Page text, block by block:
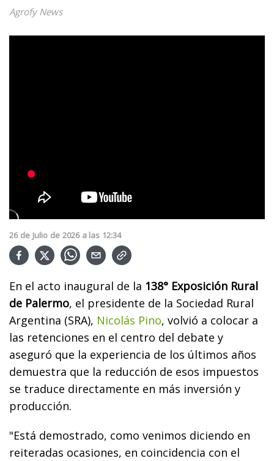
Agrofy News
26 de Julio de 2026 a las 12:34
En el acto inaugural de la 138° Exposición Rural
de Palermo, el presidente de la Sociedad Rural
Argentina (SRA), Nicolás Pino, volvió a colocar a
las retenciones en el centro del debate y
aseguró que la experiencia de los últimos años
demuestra que la reducción de esos impuestos
se traduce directamente en más inversión y
producción.
"Está demostrado, como venimos diciendo en
reiteradas ocasiones, en coincidencia con el